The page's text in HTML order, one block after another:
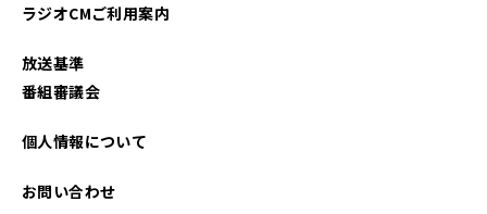
2021年10月
ラジオCMご利用案内
放送基準
番組審議会
個人情報について
お問い合わせ